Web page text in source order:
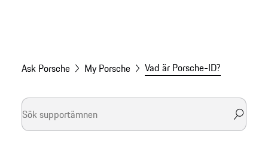
Ask Porsche My Porsche Vad är Porsche-ID?